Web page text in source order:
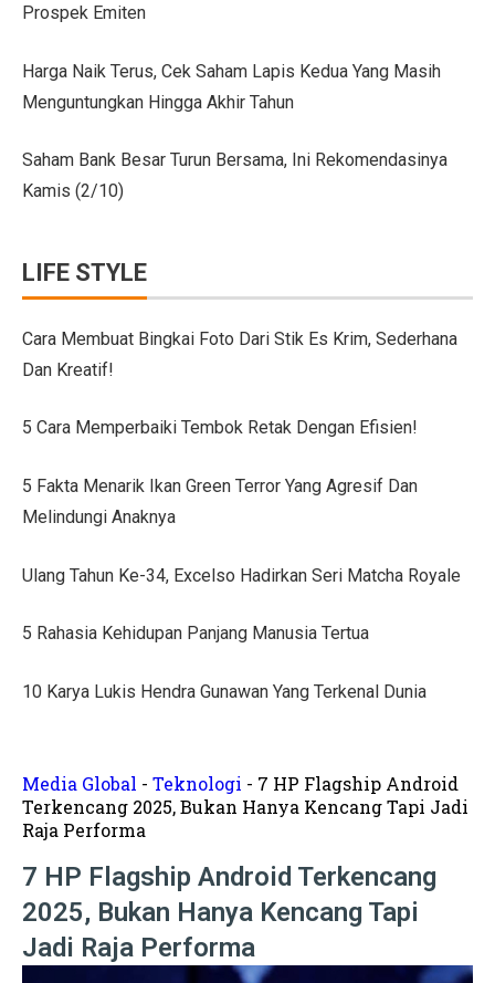
Citroen C3 Sport dan Jeep Gladiator Meluncur di
Uji Coba Mobil SUV JAECOO J8 SHS ARDIS di
Jeep Gladiator Sport Tampil di GIIAS Bandung 2025
GIIAS Bandung 2025: Konsistensi 54 Tahun Toyota
10 Model Batu Alam Dinding Minimalis Terbaru
Cara Membuat Bingkai Foto dari Stik Es Krim,
Tips Menata Hiasan Dinding untuk Ruang Tamu Estetis
Harga Kusen UPVC vs Aluminium, Ketahui
Tanda-Tanda Kanker Payudara yang Sering Diabaikan
Tren Rumah Scandinavian: Ciri Khas dan Aturan Desain
Anti Ribet, Gaya Hias Dinding Modern dari Stik Es
Idaman! 10 Desain Wajib untuk Rumah Sempit
5 Cara Menyemprot Dinding Basah agar Rapi dan Awet!
Mewah dan Megah, 10 Rumah Terbesar di Dunia!
Prospek Emiten
Harga Naik Terus, Cek Saham Lapis Kedua Yang Masih
Menguntungkan Hingga Akhir Tahun
Saham Bank Besar Turun Bersama, Ini Rekomendasinya
Kamis (2/10)
LIFE STYLE
Cara Membuat Bingkai Foto Dari Stik Es Krim, Sederhana
Dan Kreatif!
5 Cara Memperbaiki Tembok Retak Dengan Efisien!
5 Fakta Menarik Ikan Green Terror Yang Agresif Dan
Melindungi Anaknya
Ulang Tahun Ke-34, Excelso Hadirkan Seri Matcha Royale
5 Rahasia Kehidupan Panjang Manusia Tertua
10 Karya Lukis Hendra Gunawan Yang Terkenal Dunia
Media Global - Teknologi - 7 HP Flagship Android
Terkencang 2025, Bukan Hanya Kencang Tapi Jadi
Raja Performa
7 HP Flagship Android Terkencang
2025, Bukan Hanya Kencang Tapi
Jadi Raja Performa